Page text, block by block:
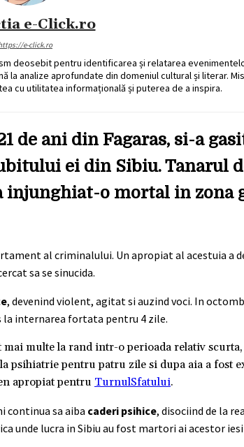
e-Click.ro
e-click.ro
deosebit pentru identificarea și relatarea
analize aprofundate din domeniul cultural și literar.
cu utilitatea informațională și puterea de a inspira.
de ani din Fagaras, si-a
ei din Sibiu. Tanarul
o mortal in zona
al criminalului. Un apropiat al acestuia a
sa se sinucida.
, devenind violent, agitat si auzind voci. In
internarea fortata pentru 4 zile.
multe la rand intr-o perioada relativ
psihiatrie pentru patru zile si dupa aia a fost
apropiat pentru TurnulSfatului.
continua sa aiba caderi psihice, disociind de la
unde lucra in Sibiu au fost martori ai acestor